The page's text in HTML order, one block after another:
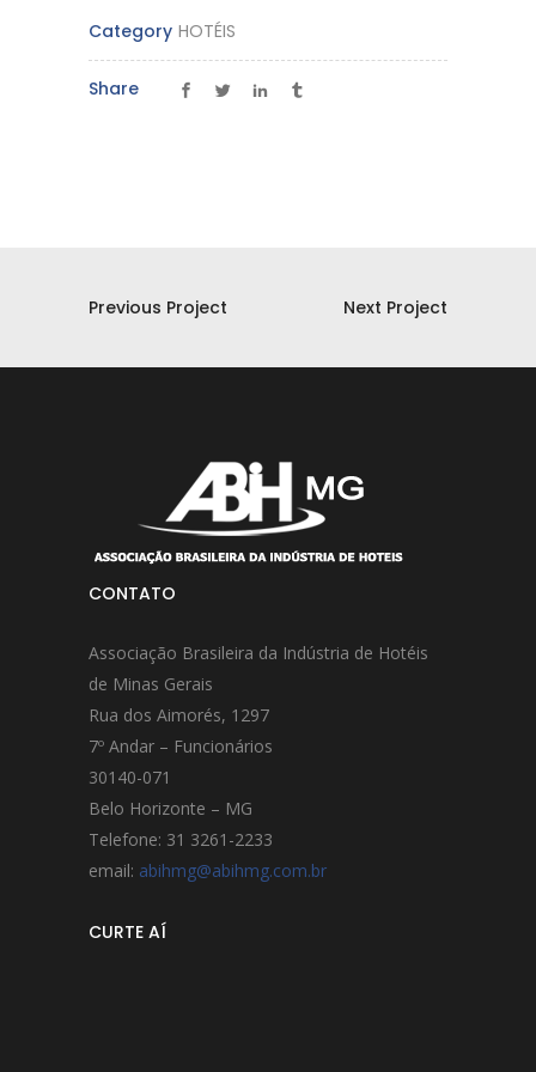
Category HOTÉIS
Share
Previous Project Next Project
CONTATO
Associação Brasileira da Indústria de Hotéis
de Minas Gerais
Rua dos Aimorés, 1297
7º Andar – Funcionários
30140-071
Belo Horizonte – MG
Telefone: 31 3261-2233
email: abihmg@abihmg.com.br
CURTE AÍ